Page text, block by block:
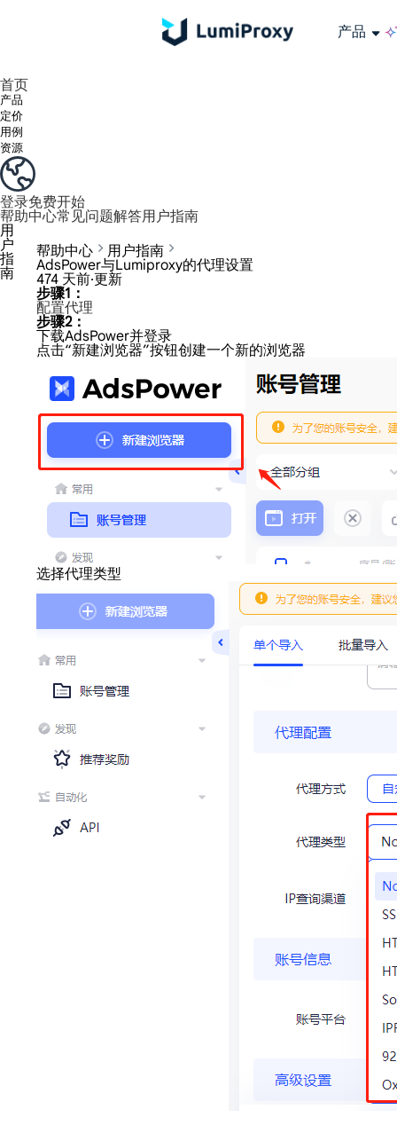
产品
首页
产品
定价
用例
资源
登录免费开始
帮助中心常见问题解答用户指南
用
户
指
南
帮助中心
用户指南
AdsPower与Lumiproxy的代理设置
474 天前·更新
步骤1：
配置代理
步骤2：
下载AdsPower并登录
点击“新建浏览器”按钮创建一个新的浏览器
选择代理类型